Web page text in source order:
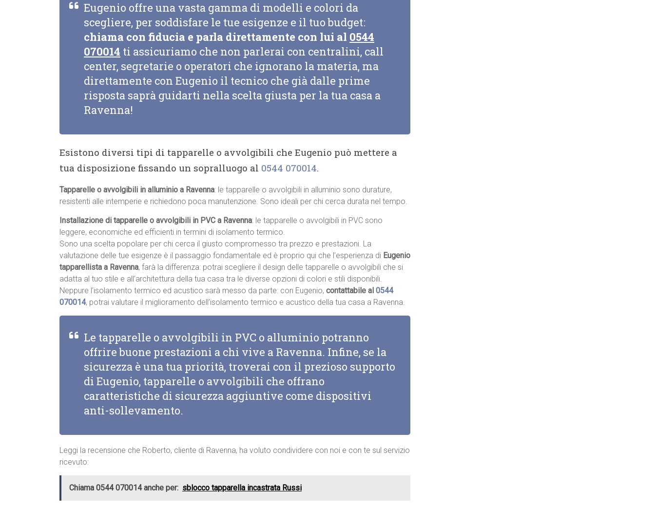
Eugenio offre una vasta gamma di modelli e colori da
scegliere, per soddisfare le tue esigenze e il tuo budget:
chiama con fiducia e parla direttamente con lui al 0544
070014 ti assicuriamo che non parlerai con centralini, call
center, segretarie o operatori che ignorano la materia, ma
direttamente con Eugenio il tecnico che già dalle prime
risposta saprà guidarti nella scelta giusta per la tua casa a
Ravenna!
Esistono diversi tipi di tapparelle o avvolgibili che Eugenio può mettere a
tua disposizione fissando un sopralluogo al 0544 070014.
Tapparelle o avvolgibili in alluminio a Ravenna: le tapparelle o avvolgibili in alluminio sono durature,
resistenti alle intemperie e richiedono poca manutenzione. Sono ideali per chi cerca durata nel tempo.
Installazione di tapparelle o avvolgibili in PVC a Ravenna: le tapparelle o avvolgibili in PVC sono
leggere, economiche ed efficienti in termini di isolamento termico.
Sono una scelta popolare per chi cerca il giusto compromesso tra prezzo e prestazioni. La
valutazione delle tue esigenze è il passaggio fondamentale ed è proprio qui che l’esperienza di Eugenio
tapparellista a Ravenna, farà la differenza: potrai scegliere il design delle tapparelle o avvolgibili che si
adatta al tuo stile e all’architettura della tua casa tra le diverse opzioni di colori e stili disponibili.
Neppure l’isolamento termico ed acustico sarà messo da parte: con Eugenio, contattabile al 0544
070014, potrai valutare il miglioramento dell’isolamento termico e acustico della tua casa a Ravenna.
Le tapparelle o avvolgibili in PVC o alluminio potranno
offrire buone prestazioni a chi vive a Ravenna. Infine, se la
sicurezza è una tua priorità, troverai con il prezioso supporto
di Eugenio, tapparelle o avvolgibili che offrano
caratteristiche di sicurezza aggiuntive come dispositivi
anti-sollevamento.
Leggi la recensione che Roberto, cliente di Ravenna, ha voluto condividere con noi e con te sul servizio
ricevuto:
Chiama 0544 070014 anche per: sblocco tapparella incastrata Russi